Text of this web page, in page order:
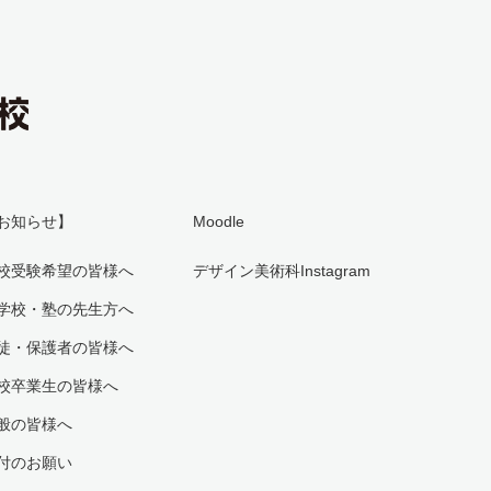
知らせ】
受験希望の皆様へ
校・塾の先生方へ
・保護者の皆様へ
卒業生の皆様へ
の皆様へ
のお願い
Moodle
デザイン美術科Instagram